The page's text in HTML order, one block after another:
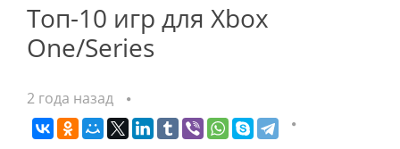
Топ-10 игр для Xbox
One/Series
2 года назад